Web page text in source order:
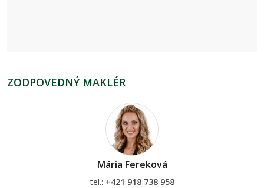
ZODPOVEDNÝ MAKLÉR
Mária Fereková
tel.: +421 918 738 958